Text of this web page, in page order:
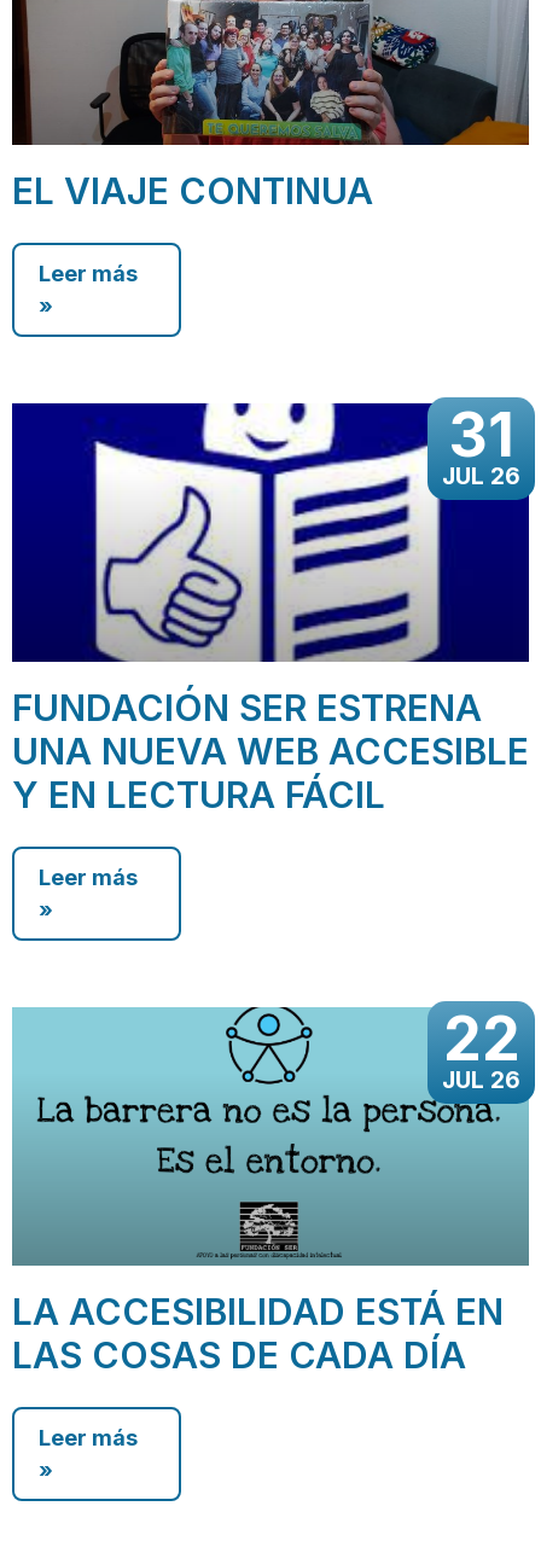
EL VIAJE CONTINUA
Leer más
»
31
JUL 26
FUNDACIÓN SER ESTRENA
UNA NUEVA WEB ACCESIBLE
Y EN LECTURA FÁCIL
Leer más
»
22
JUL 26
LA ACCESIBILIDAD ESTÁ EN
LAS COSAS DE CADA DÍA
Leer más
»